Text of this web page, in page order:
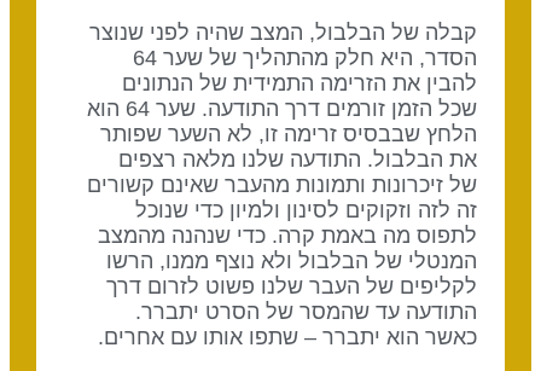
קבלה של הבלבול, המצב שהיה לפני שנוצר
הסדר, היא חלק מהתהליך של שער 64
להבין את הזרימה התמידית של הנתונים
שכל הזמן זורמים דרך התודעה. שער 64 הוא
הלחץ שבבסיס זרימה זו, לא השער שפותר
את הבלבול. התודעה שלנו מלאה רצפים
של זיכרונות ותמונות מהעבר שאינם קשורים
זה לזה וזקוקים לסינון ולמיון כדי שנוכל
לתפוס מה באמת קרה. כדי שנהנה מהמצב
המנטלי של הבלבול ולא נוצף ממנו, הרשו
לקליפים של העבר שלנו פשוט לזרום דרך
התודעה עד שהמסר של הסרט יתברר.
כאשר הוא יתברר – שתפו אותו עם אחרים.